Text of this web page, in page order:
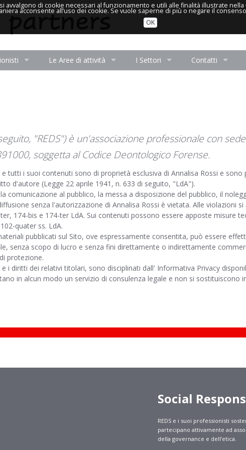
Le Aree di attività I Settori Contatti
"REDS") è un'associazione professionale con
soggetta al Codice Deontologico Forense.
tutti i suoi contenuti sono di proprietà esclusiva di Annalisa Rossi e sono
d'autore (Legge 22 aprile 1941, n. 633 di seguito, "LdA").
comunicazione al pubblico, la messa a disposizione del pubblico, il
senza l'autorizzazione di Annalisa Rossi è vietata. Alle violazioni si
174-bis e 174-ter LdA. Sui contenuti possono essere apposte misure
quater ss. LdA.
pubblicati sul Sito, ove espressamente consentita, può essere
senza scopo di lucro e senza fini direttamente o indirettamente
protezione.
i diritti dei relativi titolari, sono disciplinati dall' Informativa Privacy
in alcun modo un servizio di consulenza legale e non si sostituiscono
Social
REDS e i suoi professionisti
partecipano attivamente ad
della governance e dell’etica.
di cookie necessari al funzionamento e utili alle finalità illustrate
acconsente all’uso dei cookie. Se vuole saperne di più o negare il
OK